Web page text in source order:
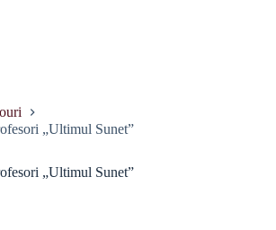
„Ultimul Sunet”
„Ultimul Sunet”